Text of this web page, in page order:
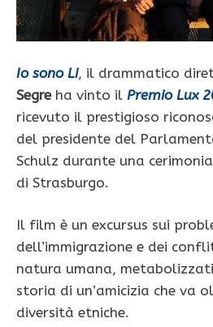
Io sono Li, il drammatico
Segreha vinto il Premio Lux
ricevuto il prestigioso
del presidente del
Schulz durante una
di Strasburgo.
Il film è un excursus sui
dell’immigrazione e dei
natura umana,
storia di un’amicizia che va
diversità etniche.